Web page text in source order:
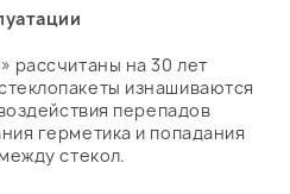
рассчитаны на 30 лет
изнашиваются
перепадов
герметика и попадания
стекол.